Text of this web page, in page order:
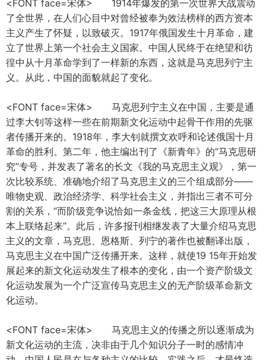
<FONT face=宋体> 1914年爆发的第一次世界大战震动
了全世界，在人们心目中对曾经被奉为效法榜样的西方资本
主义产生了怀疑，以致破灭。1917年俄国发生十月革命，建
立了世界上第一个社会主义国家。中国人民终于在绝望和彷
徨中从十月革命学到了一样新的东西，这就是马克思列宁主
义。从此，中国的面貌就起了变化。
<FONT face=宋体> 马克思列宁主义在中国，主要是通
过李大钊等这样一些在前期新文化运动中起骨干作用的先驱
者传播开来的。1918年，李大钊就撰文欢呼和论述俄国十月
革命的胜利。第二年，他主编出刊了《新青年》的“马克思研
究”专号，并发表了著名的长文《我的马克思主义观》，第一
次比较系统、准确地介绍了马克思主义的三个组成部分——
唯物史观、政治经济学、科学社会主义，并指出三者不可分
割的关系，“而阶级竞争说恰如一条金线，把这三大原理从根
本上联络起来”。此后，许多报刊相继发表了大量介绍马克思
主义的文章，马克思、恩格斯、列宁的著作也被翻译出版，
马克思主义在中国广泛传播开来。这样，就使19 15年开始发
展起来的新文化运动发生了根本的变化，由一个资产阶级文
化运动发展为一个广泛宣传马克思主义的无产阶级革命新文
化运动。
<FONT face=宋体> 马克思主义的传播之所以逐渐成为
新文化运动的主流，决非由于几个知识分子一时的感情冲